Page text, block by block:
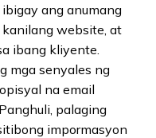
ang anumang
kanilang website, at
ibang kliyente.
mga senyales ng
na email
palaging
impormasyon